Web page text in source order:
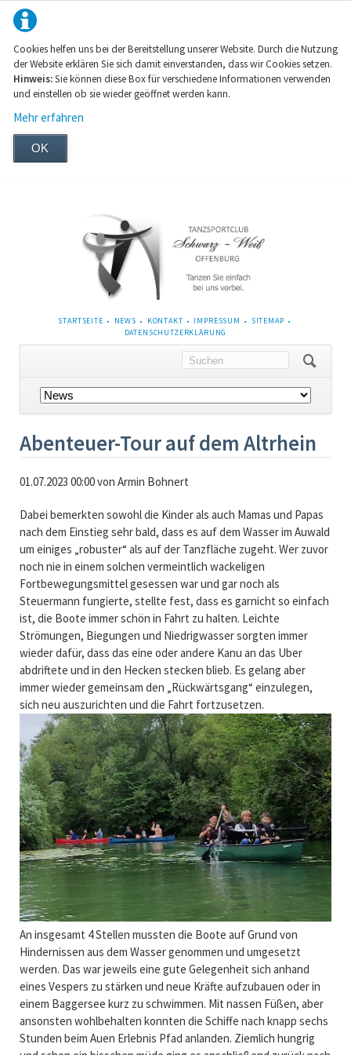
Cookies helfen uns bei der Bereitstellung unserer Website. Durch die Nutzung
der Website erklären Sie sich damit einverstanden, dass wir Cookies setzen.
Hinweis:Sie können diese Box für verschiedene Informationen verwenden
und einstellen ob sie wieder geöffnet werden kann.
Mehr erfahren
OK
NAVIGATION
STARTSEITE NEWS KONTAKT IMPRESSUM
SITEMAP
DATENSCHUTZERKLÄRUNG
Navigation
überspringen
Abenteuer-Tour auf dem Altrhein
01.07.2023 00:00von Armin Bohnert
Dabei bemerkten sowohl die Kinder als auch Mamas und Papas
nach dem Einstieg sehr bald, dass es auf dem Wasser im Auwald
um einiges „robuster“ als auf der Tanzfläche zugeht. Wer zuvor
noch nie in einem solchen vermeintlich wackeligen
Fortbewegungsmittel gesessen war und gar noch als
Steuermann fungierte, stellte fest, dass es garnicht so einfach
ist, die Boote immer schön in Fahrt zu halten. Leichte
Strömungen, Biegungen und Niedrigwasser sorgten immer
wieder dafür, dass das eine oder andere Kanu an das Uber
abdriftete und in den Hecken stecken blieb. Es gelang aber
immer wieder gemeinsam den „Rückwärtsgang“ einzulegen,
sich neu auszurichten und die Fahrt fortzusetzen.
An insgesamt 4 Stellen mussten die Boote auf Grund von
Hindernissen aus dem Wasser genommen und umgesetzt
werden. Das war jeweils eine gute Gelegenheit sich anhand
eines Vespers zu stärken und neue Kräfte aufzubauen oder in
einem Baggersee kurz zu schwimmen. Mit nassen Füßen, aber
ansonsten wohlbehalten konnten die Schiffe nach knapp sechs
Stunden beim Auen Erlebnis Pfad anlanden. Ziemlich hungrig